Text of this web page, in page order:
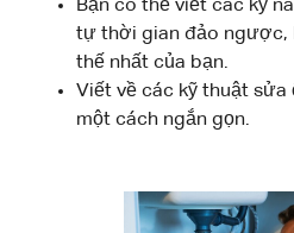
Bạn có thể viết các kỹ
tự thời gian đảo ngược,
thế nhất của bạn.
Viết về các kỹ thuật
một cách ngắn gọn.